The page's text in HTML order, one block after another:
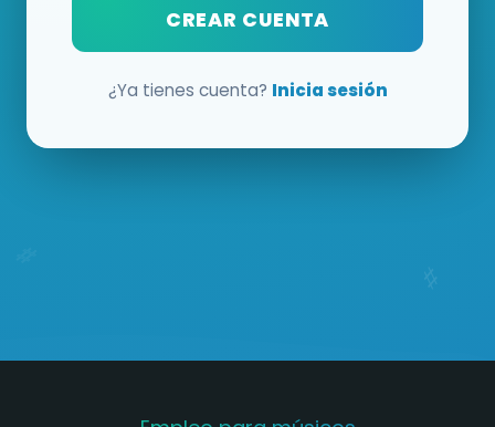
CREAR CUENTA
¿Ya tienes cuenta? Inicia sesión